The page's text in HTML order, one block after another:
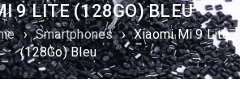
9 LITE (128GO) BLEU
› Smartphones › Xiaomi Mi 9 Lite
(128Go) Bleu